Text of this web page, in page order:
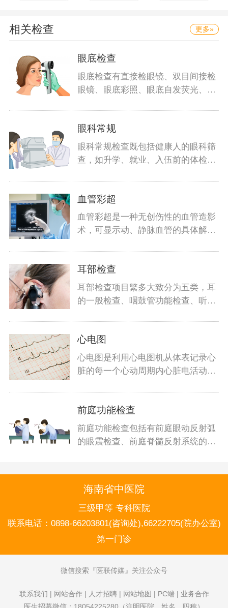
相关检查 更多»
眼底检查
眼底检查有直接检眼镜、双目间接检
眼镜、眼底彩照、眼底自发荧光、眼
眼科常规
眼科常规检查既包括健康人的眼科筛
查，如升学、就业、入伍前的体检，
血管彩超
血管彩超是一种无创伤性的血管造影
术，可显示动、静脉血管的具体解剖
耳部检查
耳部检查项目繁多大致分为五类，耳
的一般检查、咽鼓管功能检查、听功
心电图
心电图是利用心电图机从体表记录心
脏的每一个心动周期内心脏电活动变
前庭功能检查
前庭功能检查包括有前庭眼动反射弧
的眼震检查、前庭脊髓反射系统的平
海南省中医院
三级甲等 专科医院
联系电话： 0898-66203801(咨询处),66222705(院办公室)
第一门诊
微信搜索 医联传媒 关注公众号
联系我们 | 网站合作| 人才招聘| 网站地图 | PC端| 业务合作
医生招募微信：18054225280（注明医院，姓名，职称）